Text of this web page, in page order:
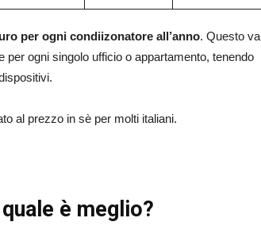
per ogni condiizonatore all’anno. Questo va
ogni singolo ufficio o appartamento, tenendo
al prezzo in sè per molti italiani.
è meglio?